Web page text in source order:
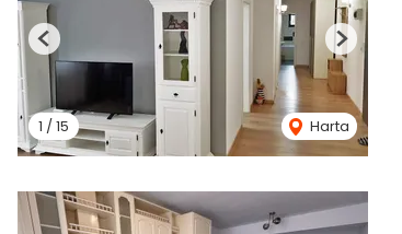
1 /15 Harta
Previous Next